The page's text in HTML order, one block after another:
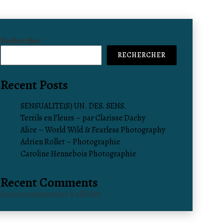
Rechercher
RECHERCHER
Recent Posts
SENSUALITE(S) UN. DES. SENS.
Terrils en Fleurs – par Clarisse Dachy
Alice – World Wild & Fearless Photography
Adrien Rollet – Photographie
Caroline Hennebois Photographie
Recent Comments
Aucun commentaire à afficher.